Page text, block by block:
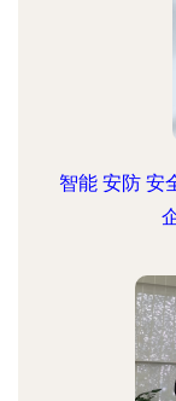
智能 安防 安